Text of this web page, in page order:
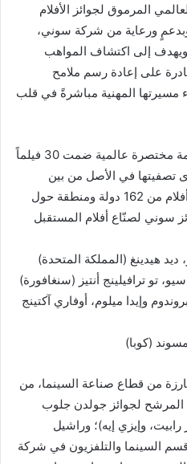
المرموق لجوائز الأفلام
ورعاية من شركة سوني،
ويهدف إلى اكتشاف المواهب
على إعادة رسم ملامح
مسيرتها المهنية مباشرةً في قلب
وجرى اختيار الفائزين من بين قائمة مختصرة عالمية ضمت 30 فيلماً
والتي جرى تصفيتها في الأصل من بين
مشاركات لأكثر من 8,400 صانع أفلام من 162 دولة ومنطقة حول
سوني لصنّاع أفلام المستقبل
هيدينغ (المملكة المتحدة)
تو ترافيلينج أنتيز (سنغافورة)
وإيدا ميلوم، أوفاري آكتينج
(كوبا)
من قطاع صناعة السينما، من
المرشح لجوائز جولدن جلوب
وإيزي إيه)؛ وراشيل
قسم السينما والتلفزيون في شركة